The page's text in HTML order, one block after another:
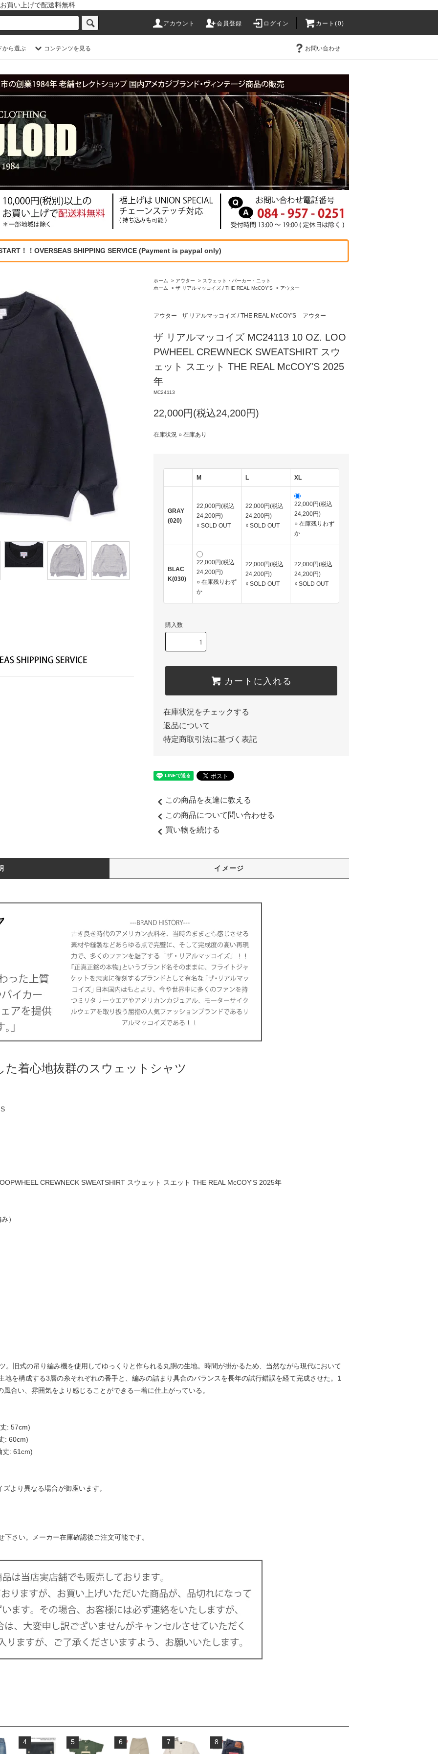
買い上げで配送料無料
アカウント 会員登録 ログイン カート(0)
から選ぶ コンテンツを見る お問い合わせ
！！OVERSEAS SHIPPING SERVICE (Payment is paypal only)
ホーム > アウター > スウェット・パーカー・ニット
ホーム
> ザ リアルマッコイズ / THE REAL McCOY'S > アウター
アウター ザ リアルマッコイズ / THE REAL McCOY'S アウター
ザ リアルマッコイズ MC24113 10 OZ. LOO
PWHEEL CREWNECK SWEATSHIRT スウ
ェット スエット THE REAL McCOY'S 2025
年
MC24113
22,000円(税込24,200円)
在庫状況 ○ 在庫あり
M L XL
GRAY
(020)
22,000円(税込
24,200円)
☓ SOLD OUT
22,000円(税込
24,200円)
☓ SOLD OUT
22,000円(税込
24,200円)
○ 在庫残りわず
か
BLAC
K(030)
22,000円(税込
24,200円)
○ 在庫残りわず
か
22,000円(税込
24,200円)
☓ SOLD OUT
22,000円(税込
24,200円)
☓ SOLD OUT
購入数
カートに入れる
在庫状況をチェックする
返品について
特定商取引法に基づく表記
この商品を友達に教える
この商品について問い合わせる
買い物を続ける
イメージ
た着心地抜群のスウェットシャツ
CREWNECK SWEATSHIRT スウェット スエット THE REAL McCOY'S 2025年
）
。旧式の吊り編み機を使用してゆっくりと作られる丸胴の生地。時間が掛かるため、当然ながら現代において
地を構成する3層の糸それぞれの番手と、編みの詰まり具合のバランスを長年の試行錯誤を経て完成させた。1
合い、雰囲気をより感じることができる一着に仕上がっている。
: 57cm)
: 60cm)
丈: 61cm)
より異なる場合が御座います。
さい。メーカー在庫確認後ご注文可能です。
4 5 6 7 8